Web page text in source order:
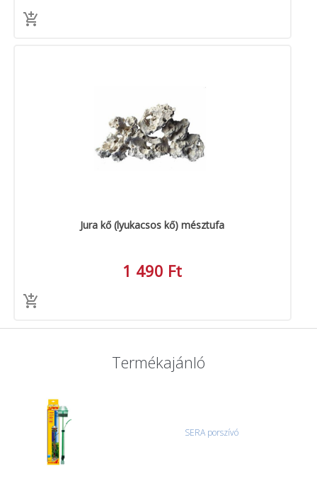
Jura kő (lyukacsos kő) mésztufa
1 490 Ft
Termékajánló
SERA porszívó